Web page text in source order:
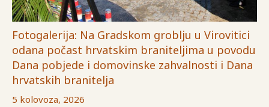
Fotogalerija: Na Gradskom groblju u Virovitici
odana počast hrvatskim braniteljima u povodu
Dana pobjede i domovinske zahvalnosti i Dana
hrvatskih branitelja
5 kolovoza, 2026